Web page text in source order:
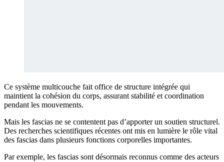
Ce système multicouche fait office de structure intégrée qui
maintient la cohésion du corps, assurant stabilité et coordination
pendant les mouvements.
Mais les fascias ne se contentent pas d’apporter un soutien structurel.
Des recherches scientifiques récentes ont mis en lumière le rôle vital
des fascias dans plusieurs fonctions corporelles importantes.
Par exemple, les fascias sont désormais reconnus comme des acteurs